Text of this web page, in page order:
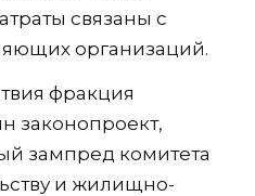
связаны с
организаций.
фракция
законопроект,
зампред комитета
и жилищно-